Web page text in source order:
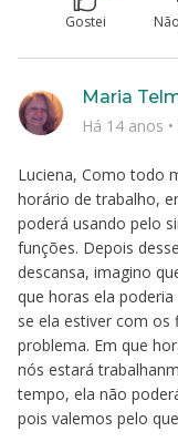
Gostei
Luciena, Como todo
horário de trabalho,
poderá usando pelo
funções. Depois
descansa, imagino
que horas ela
se ela estiver com
problema. Em que
nós estará
tempo, ela não
pois valemos pelo
Maria
Há 14 anos •